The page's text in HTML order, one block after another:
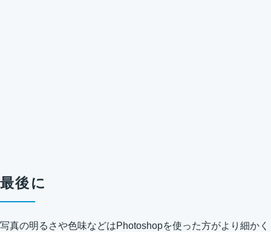
最後に
写真の明るさや色味などはPhotoshopを使った方がより細かく